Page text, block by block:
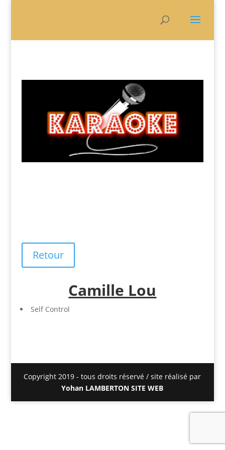
Retour
Camille Lou
Self Control
Copyright 2019 - tous droits réservé / site réalisé par
Yohan LAMBERTON SITE WEB